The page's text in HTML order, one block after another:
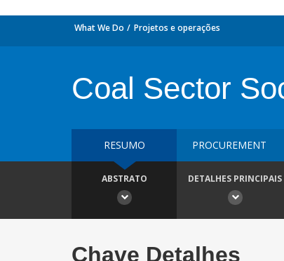
What We Do Projetos e operações
Coal Sector
RESUMO PROCUREMENT
ABSTRATO DETALHES PRINCIPAIS
Chave Detalhes